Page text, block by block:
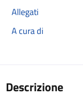
Allegati
A cura di
Descrizione